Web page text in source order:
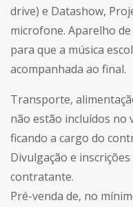
drive) e Datashow,
microfone. Aparelho
para que a música
acompanhada ao final.
Transporte,
não estão incluídos no
ficando a cargo do
Divulgação e
contratante.
Pré-venda de, no